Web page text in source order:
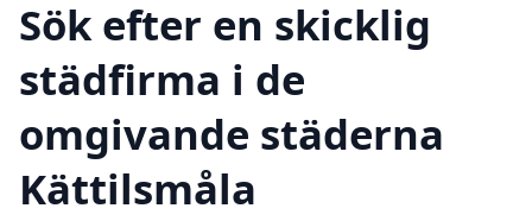
Sök efter en skicklig
städfirma i de
omgivande städerna
Kättilsmåla